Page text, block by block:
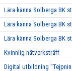
Lära känna Solberga BK
Lära känna Solberga BK
Lära känna Solberga BK
Kvinnlig nätverksträff
Digital utbildning